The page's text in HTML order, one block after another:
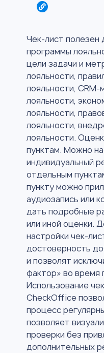
Чек-лист полезен
программы
цели задачи и
лояльности,
лояльности,
лояльности,
лояльности,
лояльности,
лояльности.
пунктам. Можно
индивидуальный
отдельным
пункту можно
аудиозапись или
дать подробные
или иной оценки.
настройки чек-
достоверность
и позволят
фактор» во время
Использование
CheckOffice
процесс
позволяет
проверки без
дополнительных